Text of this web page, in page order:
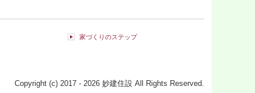
家づくりのステップ
Copyright (c) 2017 - 2026 妙建住設 All Rights Reserved.